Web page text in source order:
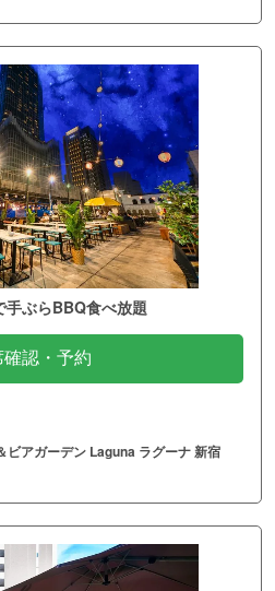
ぶらBBQ食べ放題
確認・予約
アガーデン Laguna ラグーナ 新宿